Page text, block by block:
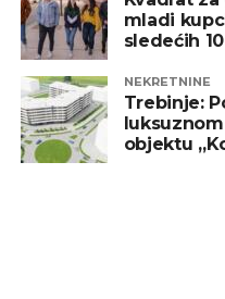
rezultati doveli su do
bilansnih viškova
tržištu i ostvarenju
Situacija je
poslovanje
navodi se u priopćenju.
mladi
sledećih
NEKRETNINE
Trebinje:
objektu